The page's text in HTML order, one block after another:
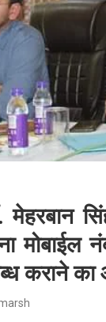
मेहरबान
कराने